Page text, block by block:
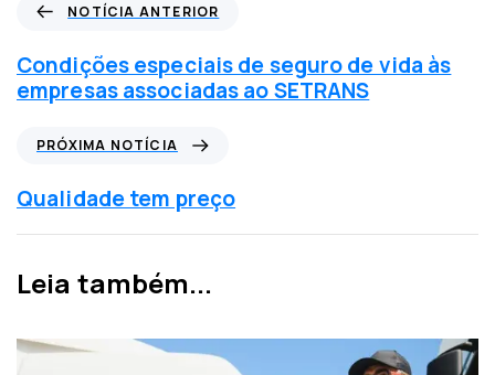
t
í
c
n
t
r
o
r
NOTÍCIA ANTERIOR
Condições especiais de seguro de vida às
empresas associadas ao SETRANS
ó
x
i
a
o
PRÓXIMA NOTÍCIA
Qualidade tem preço
Leia também...